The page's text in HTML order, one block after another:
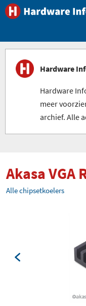
Hardware
Hardware
meer
archief. Alle
Akasa VGA
Alle chipsetkoelers